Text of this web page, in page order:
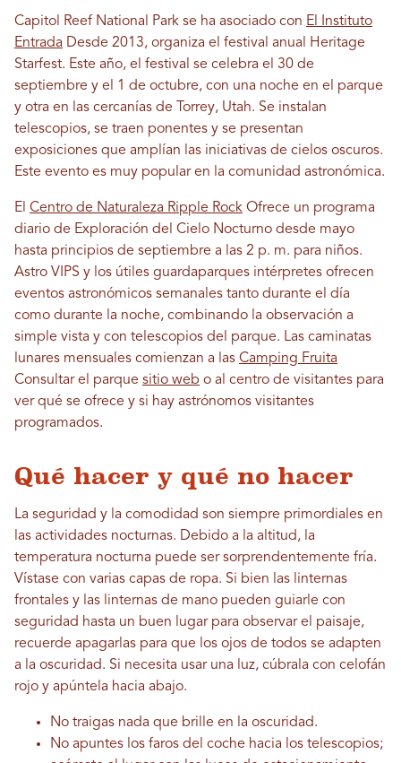
Capitol Reef National Park se ha asociado con El Instituto
Entrada Desde 2013, organiza el festival anual Heritage
Starfest. Este año, el festival se celebra el 30 de
septiembre y el 1 de octubre, con una noche en el parque
y otra en las cercanías de Torrey, Utah. Se instalan
telescopios, se traen ponentes y se presentan
exposiciones que amplían las iniciativas de cielos oscuros.
Este evento es muy popular en la comunidad astronómica.
El Centro de Naturaleza Ripple Rock Ofrece un programa
diario de Exploración del Cielo Nocturno desde mayo
hasta principios de septiembre a las 2 p. m. para niños.
Astro VIPS y los útiles guardaparques intérpretes ofrecen
eventos astronómicos semanales tanto durante el día
como durante la noche, combinando la observación a
simple vista y con telescopios del parque. Las caminatas
lunares mensuales comienzan a las Camping Fruita
Consultar el parque sitio web o al centro de visitantes para
ver qué se ofrece y si hay astrónomos visitantes
programados.
Qué hacer y qué no hacer
La seguridad y la comodidad son siempre primordiales en
las actividades nocturnas. Debido a la altitud, la
temperatura nocturna puede ser sorprendentemente fría.
Vístase con varias capas de ropa. Si bien las linternas
frontales y las linternas de mano pueden guiarle con
seguridad hasta un buen lugar para observar el paisaje,
recuerde apagarlas para que los ojos de todos se adapten
a la oscuridad. Si necesita usar una luz, cúbrala con celofán
rojo y apúntela hacia abajo.
No traigas nada que brille en la oscuridad.
No apuntes los faros del coche hacia los telescopios;